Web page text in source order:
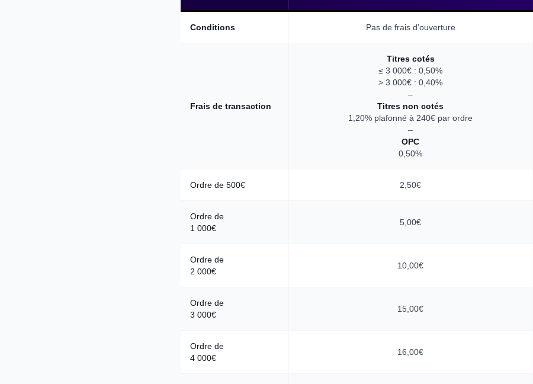
Conditions Pas de frais d’ouverture
Frais de transaction
Titres cotés
≤ 3 000€ : 0,50%
> 3 000€ : 0,40%
–
Titres non cotés
1,20% plafonné à 240€ par ordre
–
OPC
0,50%
Ordre de 500€ 2,50€
Ordre de
1 000€
5,00€
Ordre de
2 000€
10,00€
Ordre de
3 000€
15,00€
Ordre de
4 000€
16,00€